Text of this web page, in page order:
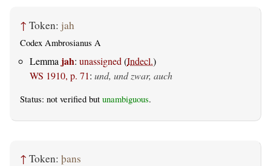
↑ Token: jah
Codex Ambrosianus A
Lemma jah: unassigned(Indecl.)
WS 1910, p. 71: und, und zwar, auch
Status: not verified but unambiguous.
↑ Token: þans